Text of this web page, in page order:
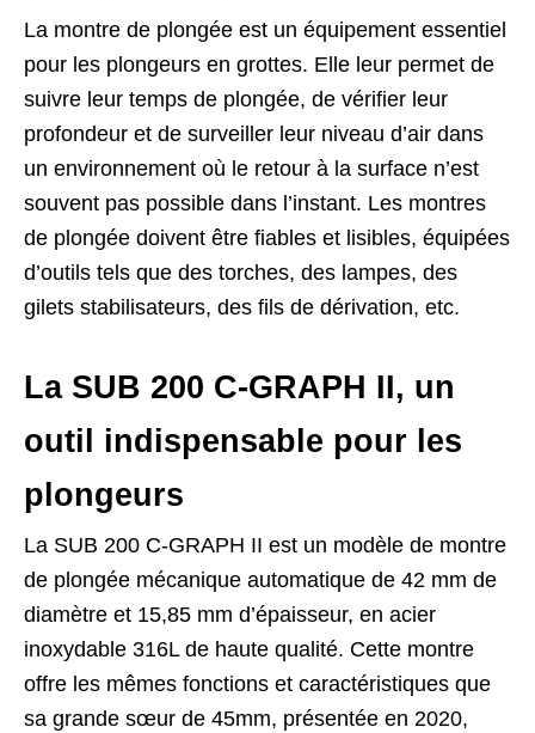
La montre de plongée est un équipement essentiel
pour les plongeurs en grottes. Elle leur permet de
suivre leur temps de plongée, de vérifier leur
profondeur et de surveiller leur niveau d’air dans
un environnement où le retour à la surface n’est
souvent pas possible dans l’instant. Les montres
de plongée doivent être fiables et lisibles, équipées
d’outils tels que des torches, des lampes, des
gilets stabilisateurs, des fils de dérivation, etc.
La SUB 200 C-GRAPH II, un
outil indispensable pour les
plongeurs
La SUB 200 C-GRAPH II est un modèle de montre
de plongée mécanique automatique de 42 mm de
diamètre et 15,85 mm d’épaisseur, en acier
inoxydable 316L de haute qualité. Cette montre
offre les mêmes fonctions et caractéristiques que
sa grande sœur de 45mm, présentée en 2020,